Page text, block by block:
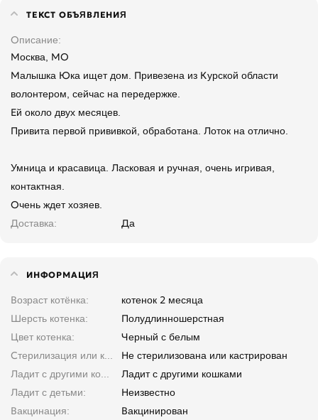
ТЕКСТ ОБЪЯВЛЕНИЯ
Описание
Москва, МО
Малышка Юка ищет дом. Привезена из Курской области
волонтером, сейчас на передержке.
Ей около двух месяцев.
Привита первой прививкой, обработана. Лоток на отлично.
Умница и красавица. Ласковая и ручная, очень игривая,
контактная.
Очень ждет хозяев.
Доставка
Да
ИНФОРМАЦИЯ
Возраст котёнка
котенок 2 месяца
Шерсть котенка
Полудлинношерстная
Цвет котенка
Черный с белым
Стерилизация или кастрация
Не стерилизована или кастрирован
Ладит с другими кошками
Ладит с другими кошками
Ладит с детьми
Неизвестно
Вакцинация
Вакцинирован